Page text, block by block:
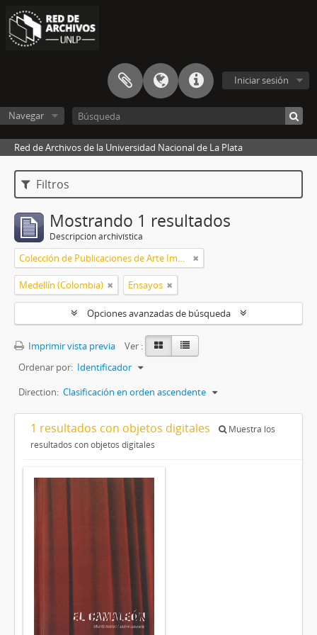
Iniciar sesión
Navegar
Red de Archivos de la Universidad Nacional de La Plata
Filtros
Mostrando 1 resultados
Descripción archivística
Colección de Publicaciones de Arte Impreso
Medellín (Colombia) Ensayos
Opciones avanzadas de búsqueda
Imprimir vista previa
Ver :
Ordenar por: Identificador
Direction: Clasificación en orden ascendente
1 resultados con objetos digitales
Muestra los
resultados con objetos digitales